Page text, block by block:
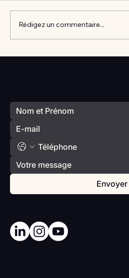
Rédigez un commentaire...
Envoyer